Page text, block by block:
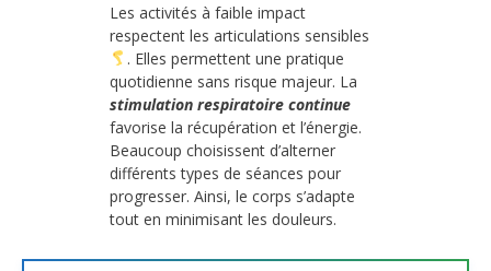
Les activités à faible impact
respectent les articulations sensibles
. Elles permettent une pratique
quotidienne sans risque majeur. La
stimulation respiratoire continue
favorise la récupération et l’énergie.
Beaucoup choisissent d’alterner
différents types de séances pour
progresser. Ainsi, le corps s’adapte
tout en minimisant les douleurs.